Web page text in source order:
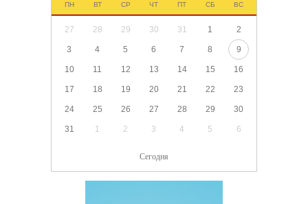
ПН ВТ СР ЧТ ПТ СБ ВС
27 28 29 30 31 1 2
3 4 5 6 7 8 9
10 11 12 13 14 15 16
17 18 19 20 21 22 23
24 25 26 27 28 29 30
31 1 2 3 4 5 6
Сегодня